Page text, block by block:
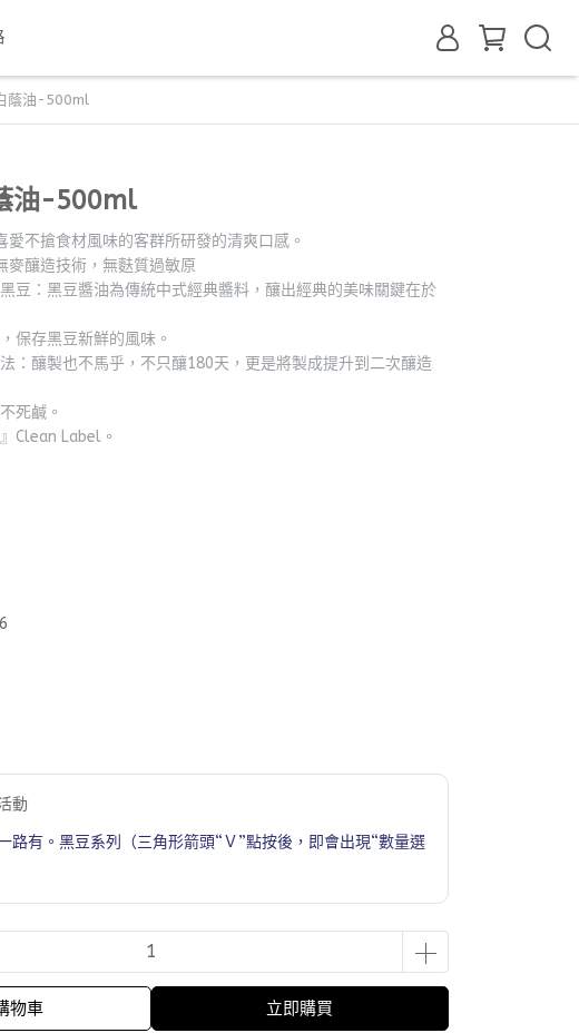
蔭油-500ml
油-500ml
愛不搶食材風味的客群所研發的清爽口感。
釀造技術，無麩質過敏原
豆：黑豆醬油為傳統中式經典醬料，釀出經典的美味關鍵在於
保存黑豆新鮮的風味。
：釀製也不馬乎，不只釀180天，更是將製成提升到二次釀造
死鹹。
Clean Label。
動
路有。黑豆系列（三角形箭頭“Ｖ”點按後，即會出現“數量選
物車 立即購買